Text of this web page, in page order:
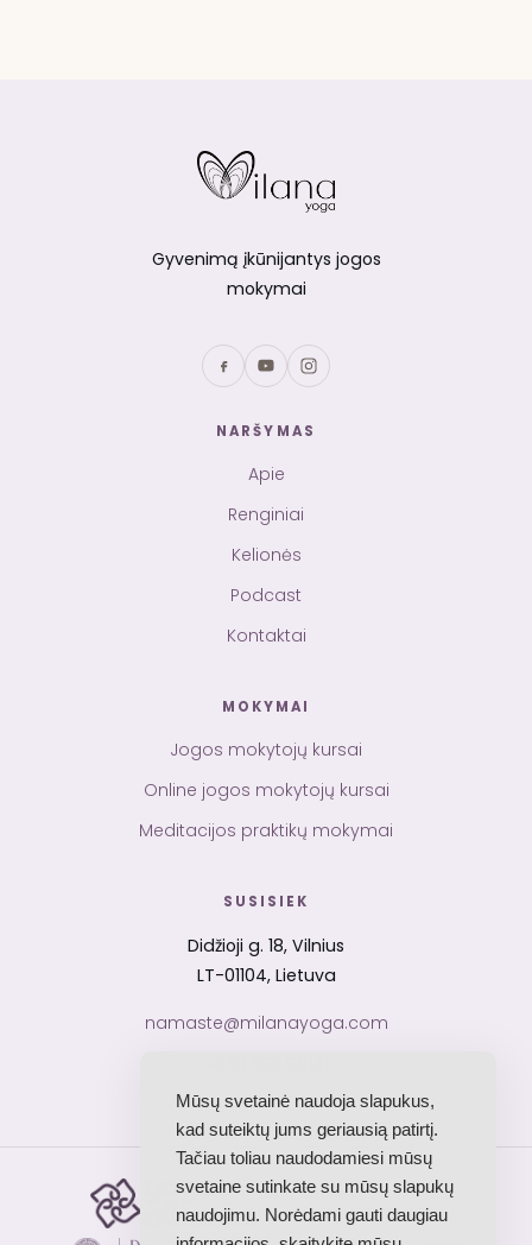
Gyvenimą įkūnijantys jogos
mokymai
NARŠYMAS
Apie
Renginiai
Kelionės
Podcast
Kontaktai
MOKYMAI
Jogos mokytojų kursai
Online jogos mokytojų kursai
Meditacijos praktikų mokymai
SUSISIEK
Didžioji g. 18, Vilnius
LT-01104, Lietuva
namaste@milanayoga.com
Yoga Alliance
RYS · akredituota mokykla
Mūsų svetainė naudoja slapukus,
kad suteiktų jums geriausią patirtį.
Tačiau toliau naudodamiesi mūsų
svetaine sutinkate su mūsų slapukų
naudojimu. Norėdami gauti daugiau